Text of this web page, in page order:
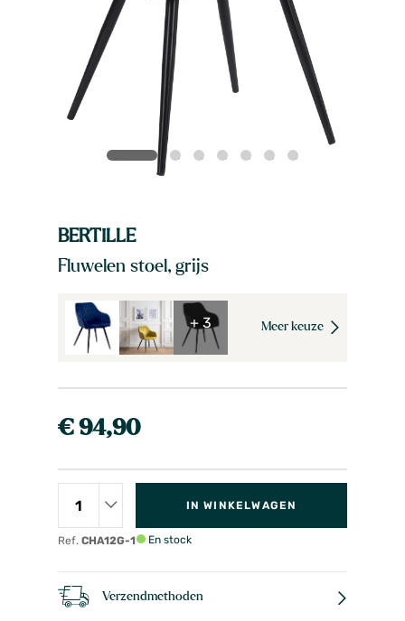
BERTILLE
Fluwelen stoel, grijs
+ 3 Meer keuze
€ 94,90
Ref. CHA12G-1
IN WINKELWAGEN
En stock
Verzendmethoden